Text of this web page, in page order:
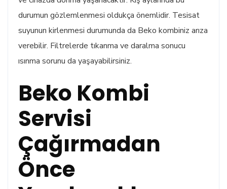
durumun gözlemlenmesi oldukça önemlidir. Tesisat
suyunun kirlenmesi durumunda da Beko kombiniz arıza
verebilir. Filtrelerde tıkanma ve daralma sonucu
ısınma sorunu da yaşayabilirsiniz.
Beko Kombi
Servisi
Çağırmadan
Önce